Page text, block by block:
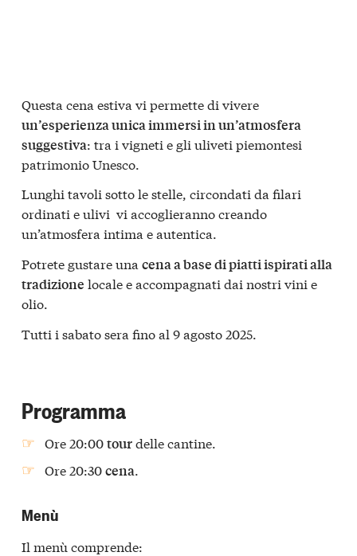
Questa cena estiva vi permette di vivere
un’esperienza unica immersi in un’atmosfera
suggestiva: tra i vigneti e gli uliveti piemontesi
patrimonio Unesco.
Lunghi tavoli sotto le stelle, circondati da filari
ordinati e ulivi vi accoglieranno creando
un’atmosfera intima e autentica.
Potrete gustare una cena a base di piatti ispirati alla
tradizione locale e accompagnati dai nostri vini e
olio.
Tutti i sabato sera fino al 9 agosto 2025.
Programma
Ore 20:00tourdelle cantine.
Ore 20:30cena.
Menù
Il menù comprende: